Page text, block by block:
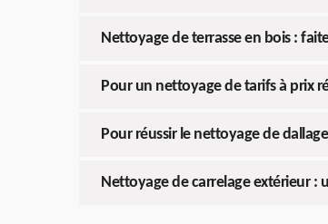
Nettoyage de terrasse en bois :
Pour un nettoyage de tarifs à prix
Pour réussir le nettoyage de
Nettoyage de carrelage extérieur :